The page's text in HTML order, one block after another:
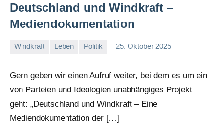
Deutschland und Windkraft –
Mediendokumentation
Windkraft Leben Politik 25. Oktober 2025
Gern geben wir einen Aufruf weiter, bei dem es um ein
von Parteien und Ideologien unabhängiges Projekt
geht: „Deutschland und Windkraft – Eine
Mediendokumentation der […]